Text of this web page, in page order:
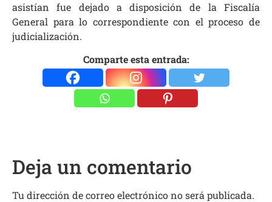
asistían fue dejado a disposición de la Fiscalía
General para lo correspondiente con el proceso de
judicialización.
Comparte esta entrada:
Deja un comentario
Tu dirección de correo electrónico no será publicada.